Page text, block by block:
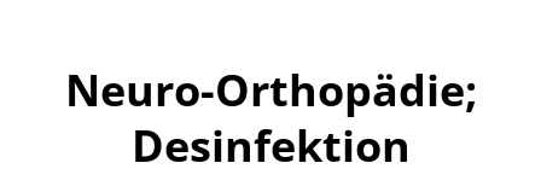
Neuro-Orthopädie;
Desinfektion